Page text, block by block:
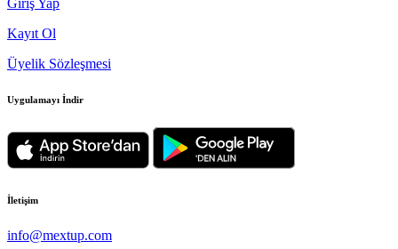
Kayıt Ol
Üyelik Sözleşmesi
Uygulamayı İndir
İletişim
info@mextup.com